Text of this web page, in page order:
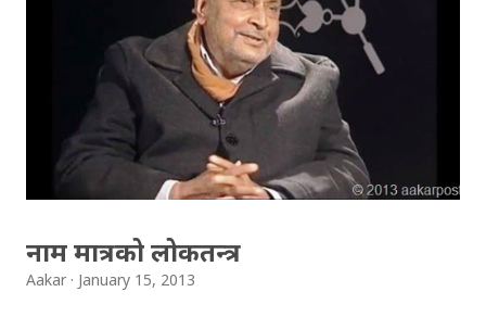
। Watch Video: Google to shutdown YouTube Bye bye
YouTube. युट्युबमा ‘पोस्ट’ गरिएका भिडियोहरु मध्येबाट उत्कृष्ट
भिडियो छानेर पुरस्कृत गरिने भएकोछ । त्यसका लागि युट्युबले चलचित्र
समिक्षक, युट्युब प्रयोगकर्ताहरू, युट्युब सेलिब्रेटिहरु आदि रहेको
निर्णायक मण्डलको गठन गरेकोछ । गठन गरिएको निर्णायक टोलीको
मुख्य काम भनेको युट्युबले विगत आठ वर्ष देखि सञ्चालन गरेको
नाम मात्रको लोकतन्त्र
Aakar January 15, 2013